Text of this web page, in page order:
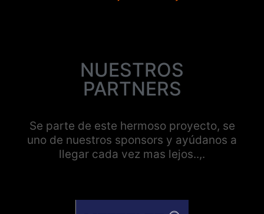
NUESTROS
PARTNERS
Se parte de este hermoso proyecto, se
uno de nuestros sponsors y ayúdanos a
llegar cada vez mas lejos..,.